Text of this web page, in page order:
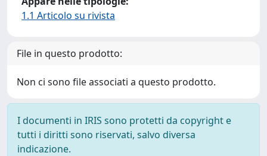
1.1 Articolo su rivista
File in questo prodotto:
Non ci sono file associati a questo prodotto.
I documenti in IRIS sono protetti da copyright e
tutti i diritti sono riservati, salvo diversa
indicazione.